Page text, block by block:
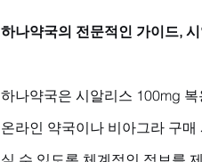
하나약국의 전문적인 가이드,
하나약국은 시알리스 100mg
온라인 약국이나 비아그라 구